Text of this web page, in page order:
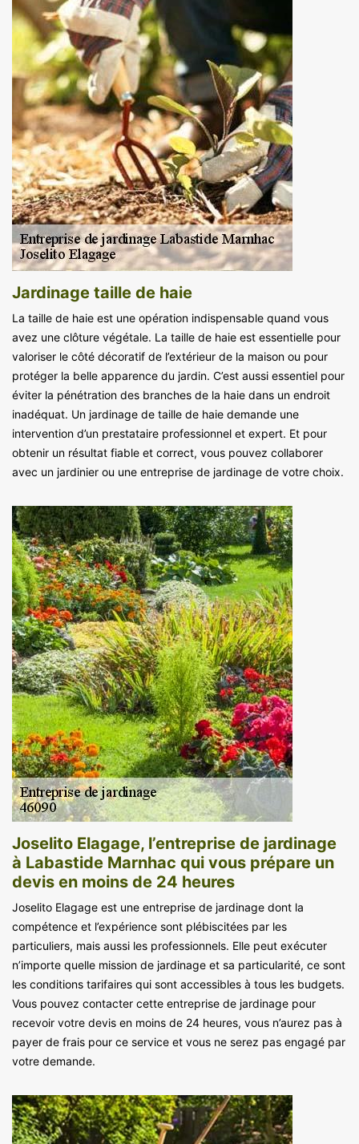
Jardinage taille de haie
La taille de haie est une opération indispensable quand vous
avez une clôture végétale. La taille de haie est essentielle pour
valoriser le côté décoratif de l’extérieur de la maison ou pour
protéger la belle apparence du jardin. C’est aussi essentiel pour
éviter la pénétration des branches de la haie dans un endroit
inadéquat. Un jardinage de taille de haie demande une
intervention d’un prestataire professionnel et expert. Et pour
obtenir un résultat fiable et correct, vous pouvez collaborer
avec un jardinier ou une entreprise de jardinage de votre choix.
Joselito Elagage, l’entreprise de jardinage
à Labastide Marnhac qui vous prépare un
devis en moins de 24 heures
Joselito Elagage est une entreprise de jardinage dont la
compétence et l’expérience sont plébiscitées par les
particuliers, mais aussi les professionnels. Elle peut exécuter
n’importe quelle mission de jardinage et sa particularité, ce sont
les conditions tarifaires qui sont accessibles à tous les budgets.
Vous pouvez contacter cette entreprise de jardinage pour
recevoir votre devis en moins de 24 heures, vous n’aurez pas à
payer de frais pour ce service et vous ne serez pas engagé par
votre demande.